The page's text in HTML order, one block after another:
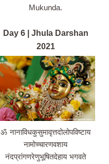
Mukunda.
Day 6 | Jhula Darshan
2021
ॐ नानाविधकुसुमावृत्तदोलोपविष्टाय
नामोच्चारणवशाय
नंदप्रांगणरेणुभूषितदेहाय भगवते